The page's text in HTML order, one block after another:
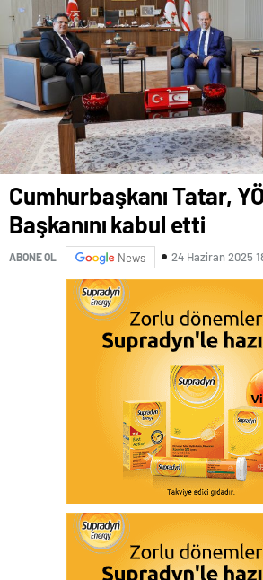
Cumhurbaşkanı Tatar,
Başkanını kabul etti
ABONE OL News 24 Haziran 2025